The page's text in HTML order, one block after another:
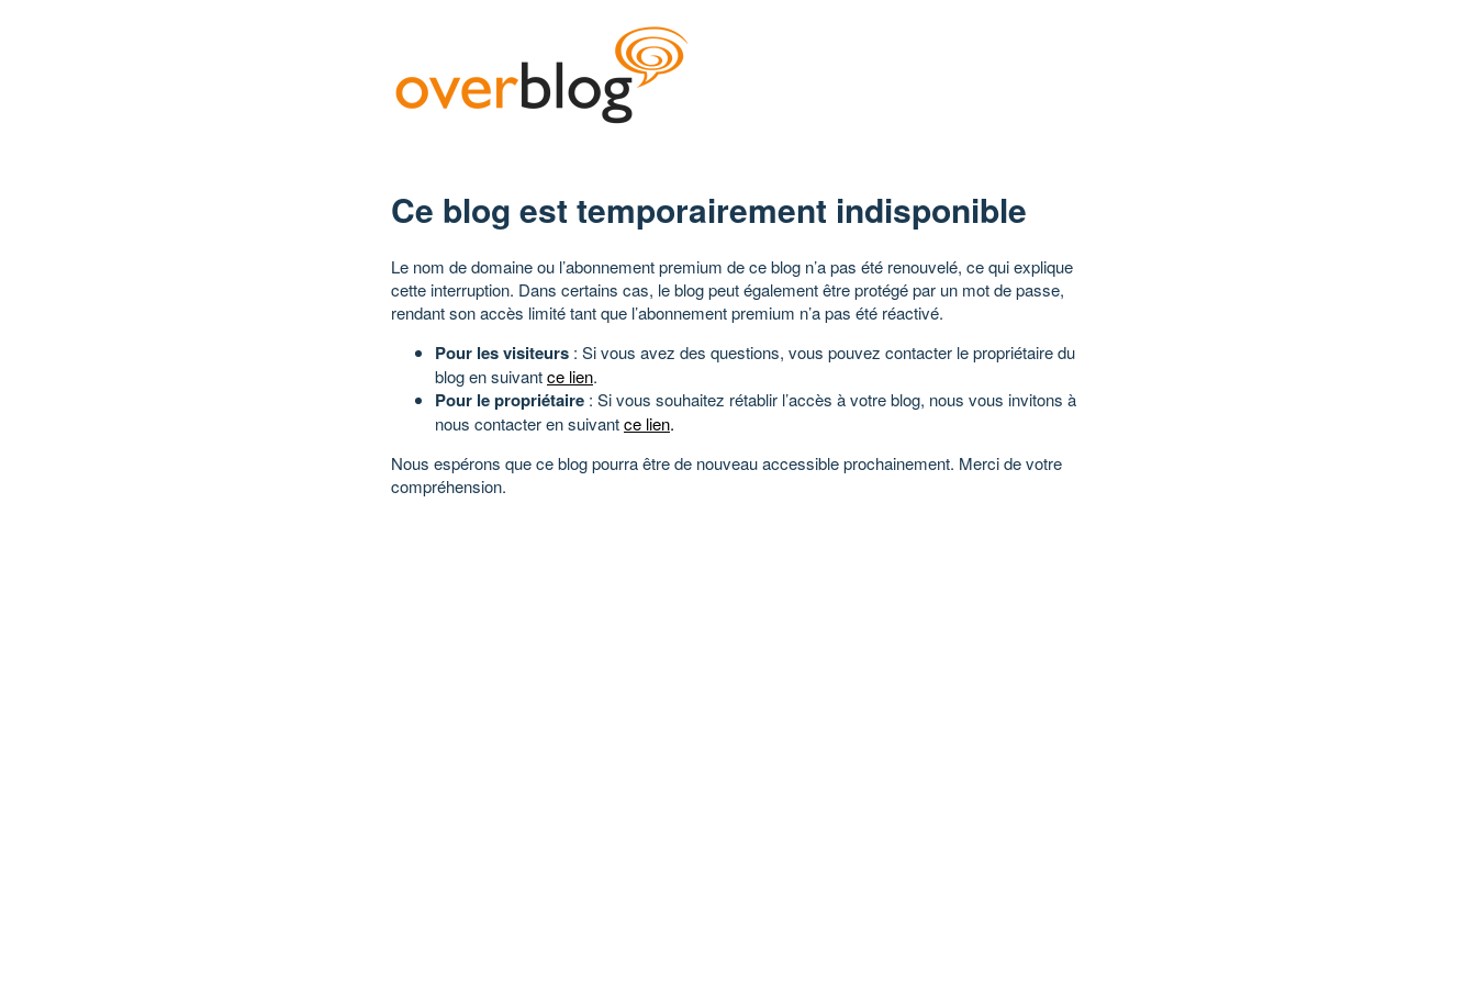
Ce blog est temporairement indisponible
Le nom de domaine ou l’abonnement premium de ce blog n’a pas été renouvelé, ce qui explique
cette interruption. Dans certains cas, le blog peut également être protégé par un mot de passe,
rendant son accès limité tant que l’abonnement premium n’a pas été réactivé.
Pour les visiteurs : Si vous avez des questions, vous pouvez contacter le propriétaire du
blog en suivantce lien.
Pour le propriétaire : Si vous souhaitez rétablir l’accès à votre blog, nous vous invitons à
nous contacter en suivantce lien.
Nous espérons que ce blog pourra être de nouveau accessible prochainement. Merci de votre
compréhension.